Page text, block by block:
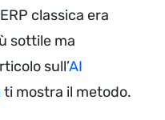
classica era
sottile ma
sull’AI
ti mostra il metodo.